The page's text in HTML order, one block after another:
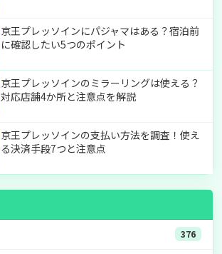
京王プレッソインにパジャマはある？宿泊前
に確認したい5つのポイント
京王プレッソインのミラーリングは使える？
対応店舗4か所と注意点を解説
京王プレッソインの支払い方法を調査！使え
る決済手段7つと注意点
376